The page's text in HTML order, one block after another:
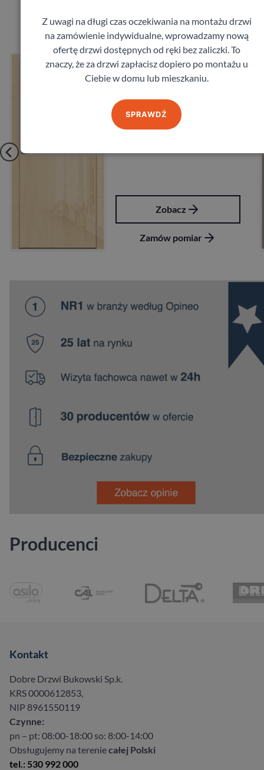
Produkty marki DRE
Drzwi Dre Nova 10
DRE
Zobacz
Zamów pomiar
Producenci
Kontakt
Dobre Drzwi Bukowski Sp.k.
KRS 0000612853,
NIP 8961550119
Czynne:
pn – pt: 08:00-18:00 so: 8:00-14:00
Obsługujemy na tereniecałej Polski
tel.: 530 992 000
Z uwagi na długi czas oczekiwania na montażu drzwi
na zamówienie indywidualne, wprowadzamy nową
ofertę drzwi dostępnych od ręki bez zaliczki. To
znaczy, że za drzwi zapłacisz dopiero po montażu u
Ciebie w domu lub mieszkaniu.
SPRAWDŹ